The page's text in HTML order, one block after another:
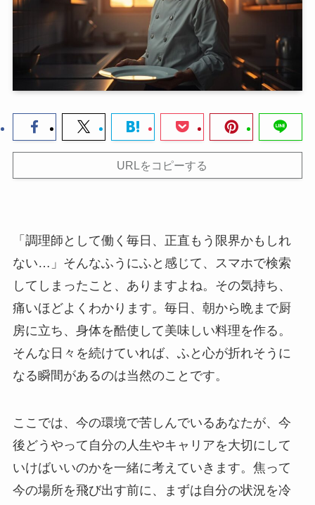
URLをコピーする
「調理師として働く毎日、正直もう限界かもしれ
ない…」そんなふうにふと感じて、スマホで検索
してしまったこと、ありますよね。その気持ち、
痛いほどよくわかります。毎日、朝から晩まで厨
房に立ち、身体を酷使して美味しい料理を作る。
そんな日々を続けていれば、ふと心が折れそうに
なる瞬間があるのは当然のことです。
ここでは、今の環境で苦しんでいるあなたが、今
後どうやって自分の人生やキャリアを大切にして
いけばいいのかを一緒に考えていきます。焦って
今の場所を飛び出す前に、まずは自分の状況を冷